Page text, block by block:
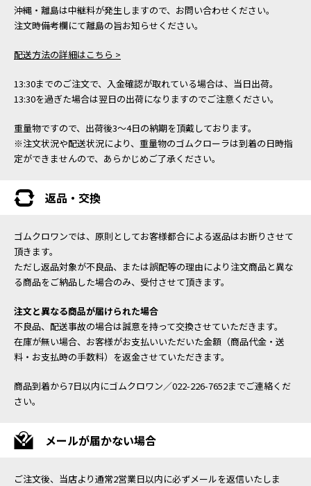
沖縄・離島は中継料が発生しますので、お問い合わせください。
注文時備考欄にて離島の旨お知らせください。
配送方法の詳細はこちら >
13:30までのご注文で、入金確認が取れている場合は、当日出荷。
13:30を過ぎた場合は翌日の出荷になりますのでご注意ください。
重量物ですので、出荷後3～4日の納期を頂戴しております。
※注文状況や配送状況により、重量物のゴムクローラは到着の日時指
定ができませんので、あらかじめご了承ください。
返品・交換
ゴムクロワンでは、原則としてお客様都合による返品はお断りさせて
頂きます。
ただし返品対象が不良品、または誤配等の理由により注文商品と異な
る商品をご納品した場合のみ、受付させて頂きます。
注文と異なる商品が届けられた場合
不良品、配送事故の場合は誠意を持って交換させていただきます。
在庫が無い場合、お客様がお支払いいただいた金額（商品代金・送
料・お支払時の手数料）を返金させていただきます。
商品到着から7日以内にゴムクロワン／022-226-7652までご連絡くだ
さい。
メールが届かない場合
ご注文後、当店より通常2営業日以内に必ずメールを返信いたしま